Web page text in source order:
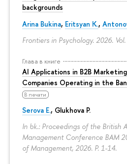
backgrounds
Arina Bukina, Eritsyan K.,
Frontiers in Psychology. 2026. Vol.
Глава в книге
AI Applications in B2B
Companies Operating in the
В печати
Serova E., Glukhova P.
In bk.: Proceedings of the British
Management Conference BAM
of Management, 2026. P. 1-14.